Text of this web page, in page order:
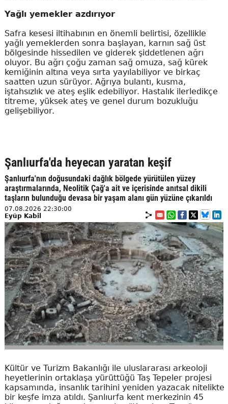
Yağlı yemekler azdırıyor
Safra kesesi iltihabının en önemli belirtisi, özellikle
yağlı yemeklerden sonra başlayan, karnın sağ üst
bölgesinde hissedilen ve giderek şiddetlenen ağrı
oluyor. Bu ağrı çoğu zaman sağ omuza, sağ kürek
kemiğinin altına veya sırta yayılabiliyor ve birkaç
saatten uzun sürüyor. Ağrıya bulantı, kusma,
iştahsızlık ve ateş eşlik edebiliyor. Hastalık ilerledikçe
titreme, yüksek ateş ve genel durum bozukluğu
gelişebiliyor.
Şanlıurfa'da heyecan yaratan keşif
Şanlıurfa'nın doğusundaki dağlık bölgede yürütülen yüzey
araştırmalarında, Neolitik Çağ'a ait ve içerisinde anıtsal dikili
taşların bulunduğu devasa bir yaşam alanı gün yüzüne çıkarıldı
07.08.2026 22:30:00
Eyüp Kabil
Kültür ve Turizm Bakanlığı ile uluslararası arkeoloji
heyetlerinin ortaklaşa yürüttüğü Taş Tepeler projesi
kapsamında, insanlık tarihini yeniden yazacak nitelikte
bir keşfe imza atıldı. Şanlıurfa kent merkezinin 45